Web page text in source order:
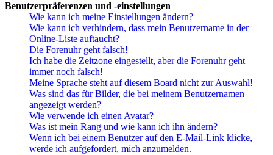
Benutzerpräferenzen und -einstellungen
Wie kann ich meine Einstellungen ändern?
Wie kann ich verhindern, dass mein Benutzername in der
Online-Liste auftaucht?
Die Forenuhr geht falsch!
Ich habe die Zeitzone eingestellt, aber die Forenuhr geht
immer noch falsch!
Meine Sprache steht auf diesem Board nicht zur Auswahl!
Was sind das für Bilder, die bei meinem Benutzernamen
angezeigt werden?
Wie verwende ich einen Avatar?
Was ist mein Rang und wie kann ich ihn ändern?
Wenn ich bei einem Benutzer auf den E-Mail-Link klicke,
werde ich aufgefordert, mich anzumelden.